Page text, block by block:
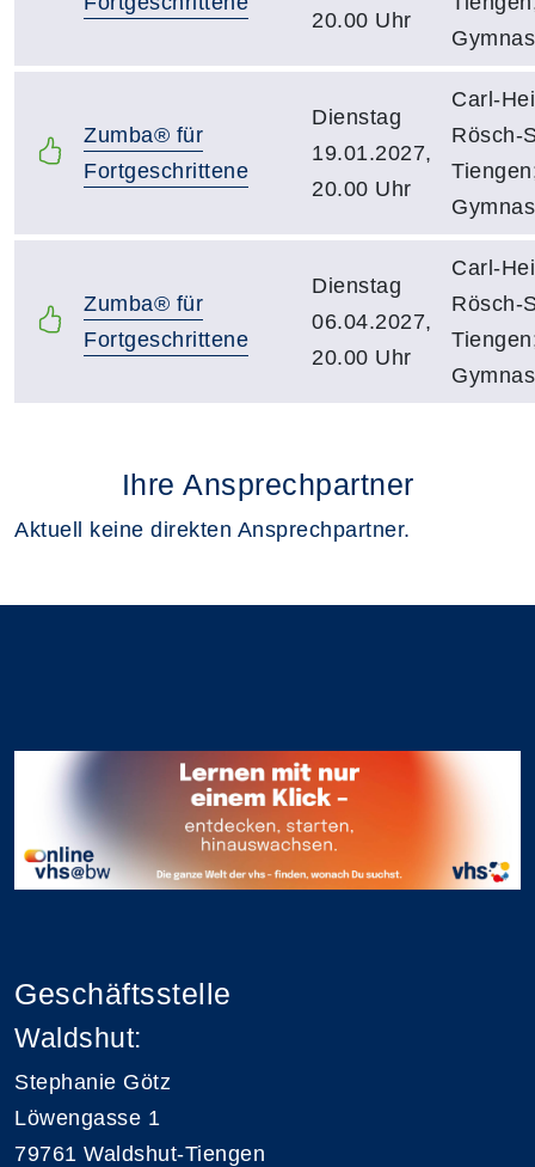
20.00 Uhr
Zumba® für
Fortgeschrittene
Dienstag
19.01.2027,
20.00 Uhr
Carl-
Rösch-
Zumba® für
Fortgeschrittene
Dienstag
06.04.2027,
20.00 Uhr
Carl-
Rösch-
Ihre Ansprechpartner
Aktuell keine direkten Ansprechpartner.
Geschäftsstelle
Waldshut:
Stephanie Götz
Löwengasse 1
79761 Waldshut-Tiengen